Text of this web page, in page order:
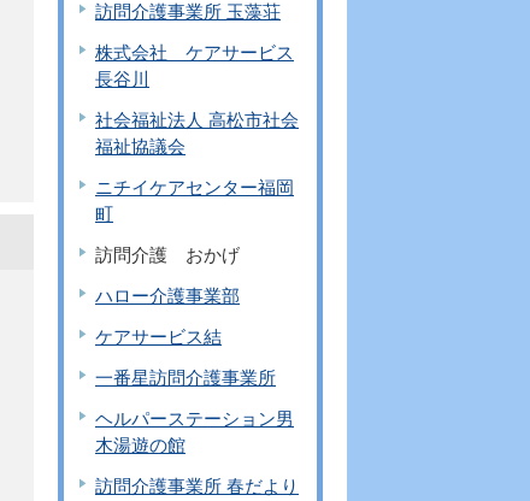
訪問介護事業所 玉藻荘
株式会社 ケアサービス
長谷川
社会福祉法人 高松市社会
福祉協議会
ニチイケアセンター福岡
町
訪問介護 おかげ
ハロー介護事業部
ケアサービス結
一番星訪問介護事業所
ヘルパーステーション男
木湯遊の館
訪問介護事業所 春だより